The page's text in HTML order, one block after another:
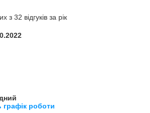
з 32 відгуків за рік
графік роботи